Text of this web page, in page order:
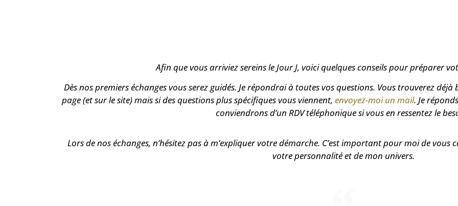
Afin que vous arriviez sereins le Jour J, voici quelques conseils pour préparer
Dès nos premiers échanges vous serez guidés. Je répondrai à toutes vos questions. Vous trouverez
page (et sur le site) mais si des questions plus spécifiques vous viennent, envoyez-moi un mail. Je
conviendrons d’un RDV téléphonique si vous en ressentez le
Lors de nos échanges, n’hésitez pas à m’expliquer votre démarche. C’est important pour moi de vous
votre personnalité et de mon univers.